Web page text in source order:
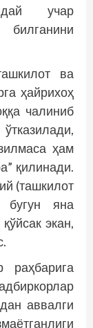
учар
ва
ҳайрихоҳ
чалиниб
ҳам
қилинади.
(ташкилот
яна
экан,
аввалги